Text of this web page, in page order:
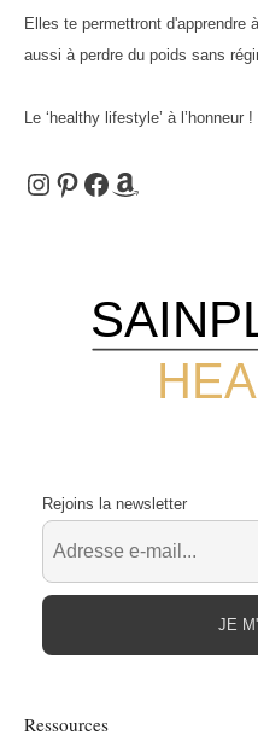
Elles te permettront d'apprendre
aussi à perdre du poids sans
Le ‘healthy lifestyle’ à l’honneur !
Instagram
Pinterest
Facebook
Amazon
Ressources
Rejoins la newsletter
JE